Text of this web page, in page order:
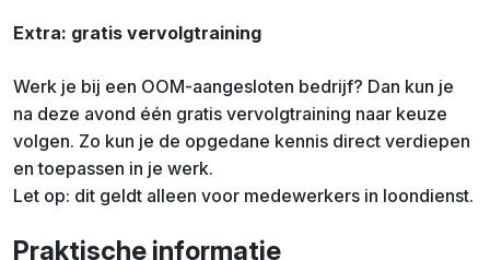
Extra: gratis vervolgtraining
Werk je bij een OOM-aangesloten bedrijf? Dan kun je
na deze avond één gratis vervolgtraining naar keuze
volgen. Zo kun je de opgedane kennis direct verdiepen
en toepassen in je werk.
Let op: dit geldt alleen voor medewerkers in loondienst.
Praktische informatie